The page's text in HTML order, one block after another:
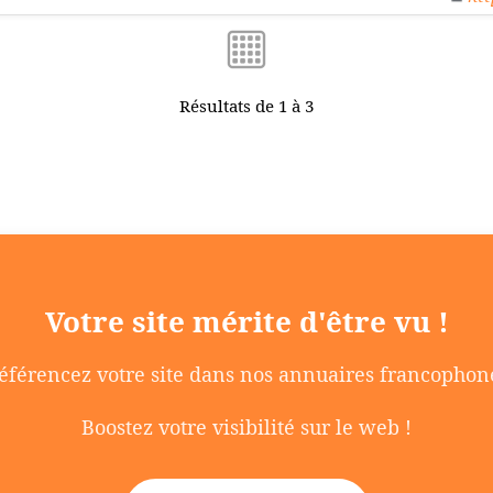
Résultats de 1 à 3
Votre site mérite d'être vu !
votre site dans nos annuaires
Boostez votre visibilité sur le web !